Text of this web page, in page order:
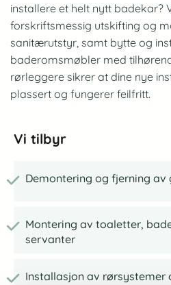
installere et helt nytt badekar?
forskriftsmessig utskifting og
sanitærutstyr, samt bytte og
baderomsmøbler med
rørleggere sikrer at dine nye
plassert og fungerer feilfritt.
Vi tilbyr
Demontering og fjerning
Montering av toaletter,
servanter
Installasjon av rørsystemer